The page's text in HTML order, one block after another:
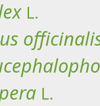
L.
L.